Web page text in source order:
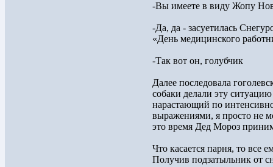
-Вы имеете в виду Жопу
-Да, да - засуетилась
«День медицинского
-Так вот он, голубчик
Далее последовала
собаки делали эту
нарастающий по
выражениями, я просто не
это время Дед Мороз
Что касается парня, то все
Получив подзатыльник от